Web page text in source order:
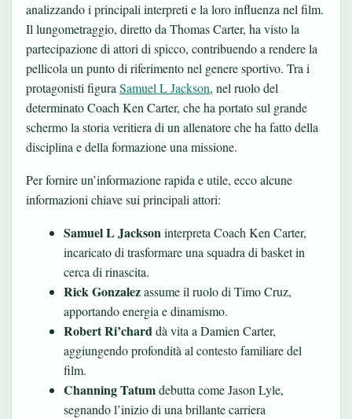
analizzando i principali interpreti e la loro influenza nel film.
Il lungometraggio, diretto da Thomas Carter, ha visto la
partecipazione di attori di spicco, contribuendo a rendere la
pellicola un punto di riferimento nel genere sportivo. Tra i
protagonisti figura Samuel L Jackson, nel ruolo del
determinato Coach Ken Carter, che ha portato sul grande
schermo la storia veritiera di un allenatore che ha fatto della
disciplina e della formazione una missione.
Per fornire un’informazione rapida e utile, ecco alcune
informazioni chiave sui principali attori:
Samuel L Jackson interpreta Coach Ken Carter,
incaricato di trasformare una squadra di basket in
cerca di rinascita.
Rick Gonzalezassume il ruolo di Timo Cruz,
apportando energia e dinamismo.
Robert Ri’chard dà vita a Damien Carter,
aggiungendo profondità al contesto familiare del
film.
Channing Tatumdebutta come Jason Lyle,
segnando l’inizio di una brillante carriera